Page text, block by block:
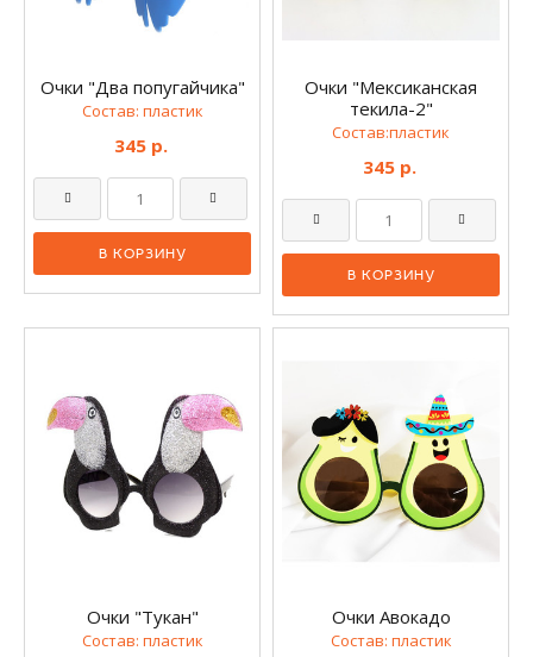
Очки "Два попугайчика"
Состав: пластик
345 р.
Очки "Мексиканская
текила-2"
Состав:пластик
345 р.
Очки "Тукан"
Состав: пластик
Очки Авокадо
Состав: пластик